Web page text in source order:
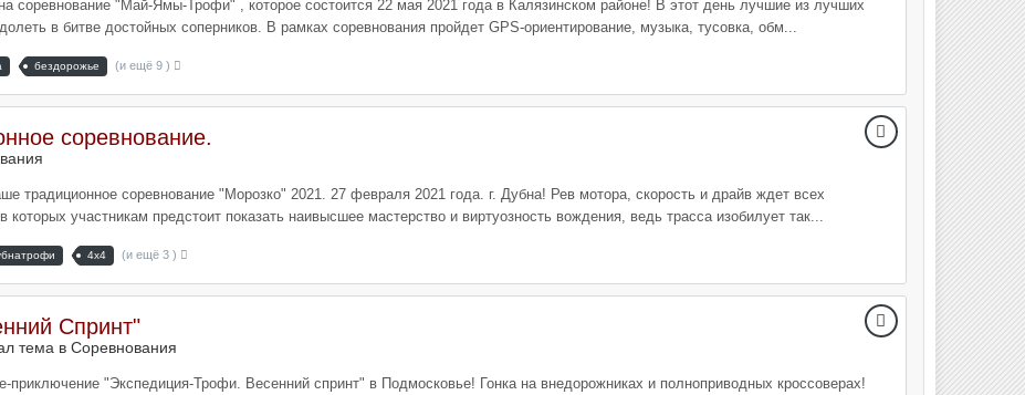
соревнование "Май-Ямы-Трофи" , которое состоится 22 мая 2021 года в Калязинском районе! В этот день лучшие из лучших
в битве достойных соперников. В рамках соревнования пройдет GPS-ориентирование, музыка, тусовка, обм...
бездорожье (и ещё 9 )
соревнование.
традиционное соревнование "Морозко" 2021. 27 февраля 2021 года. г. Дубна! Рев мотора, скорость и драйв ждет всех
которых участникам предстоит показать наивысшее мастерство и виртуозность вождения, ведь трасса изобилует так...
4х4 (и ещё 3 )
Спринт"
тема в Соревнования
приключение "Экспедиция-Трофи. Весенний спринт" в Подмосковье! Гонка на внедорожниках и полноприводных кроссоверах!